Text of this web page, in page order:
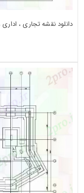
دانلود نقشه تجاری ، اداری ، دفتر کار ،